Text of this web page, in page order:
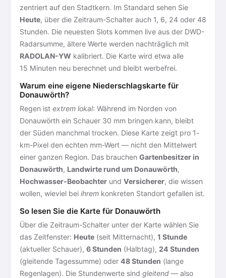
zentriert auf den Stadtkern. Im Standard sehen Sie
Heute, über die Zeitraum-Schalter auch 1, 6, 24 oder 48
Stunden. Die neuesten Slots kommen live aus der DWD-
Radarsumme, ältere Werte werden nachträglich mit
RADOLAN-YW kalibriert. Die Karte wird etwa alle
15 Minuten neu berechnet und bleibt werbefrei.
Warum eine eigene Niederschlagskarte für
Donauwörth?
Regen ist extrem lokal: Während im Norden von
Donauwörth ein Schauer 30 mm bringen kann, bleibt
der Süden manchmal trocken. Diese Karte zeigt pro 1-
km-Pixel den echten mm-Wert — nicht den Mittelwert
einer ganzen Region. Das brauchen Gartenbesitzer in
Donauwörth, Landwirte rund um Donauwörth,
Hochwasser-Beobachter und Versicherer, die wissen
wollen, wieviel bei ihrem konkreten Standort gefallen ist.
So lesen Sie die Karte für Donauwörth
Über die Zeitraum-Schalter unter der Karte wählen Sie
das Zeitfenster: Heute (seit Mitternacht), 1 Stunde
(aktueller Schauer), 6 Stunden (Halbtag), 24 Stunden
(gleitende Tagessumme) oder 48 Stunden (lange
Regenlagen). Die Stundenwerte sind gleitend — also